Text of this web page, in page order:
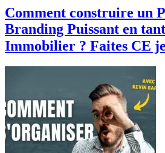
Comment construire un
Branding Puissant en
Immobilier ? Faites CE